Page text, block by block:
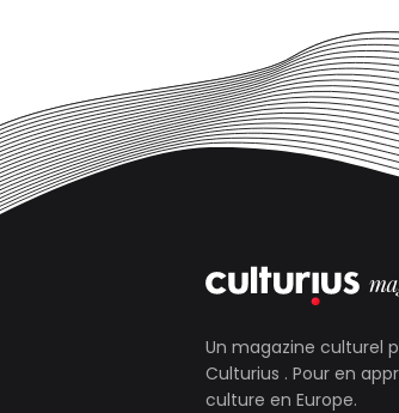
Un magazine culturel
Culturius . Pour en
culture en Europe.